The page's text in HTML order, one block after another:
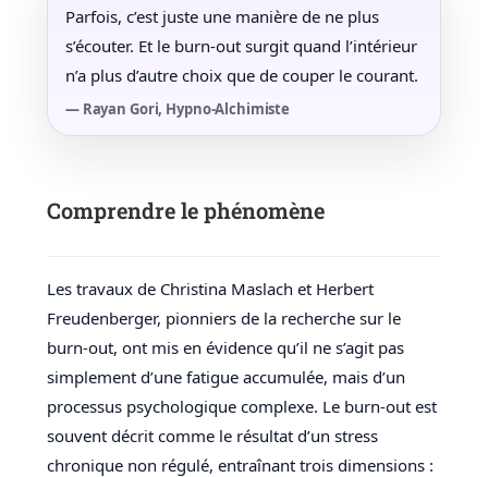
Parfois, c’est juste une manière de ne plus
s’écouter. Et le burn-out surgit quand l’intérieur
n’a plus d’autre choix que de couper le courant.
— Rayan Gori, Hypno-Alchimiste
Comprendre le phénomène
Les travaux de Christina Maslach et Herbert
Freudenberger, pionniers de la recherche sur le
burn-out, ont mis en évidence qu’il ne s’agit pas
simplement d’une fatigue accumulée, mais d’un
processus psychologique complexe. Le burn-out est
souvent décrit comme le résultat d’un stress
chronique non régulé, entraînant trois dimensions :